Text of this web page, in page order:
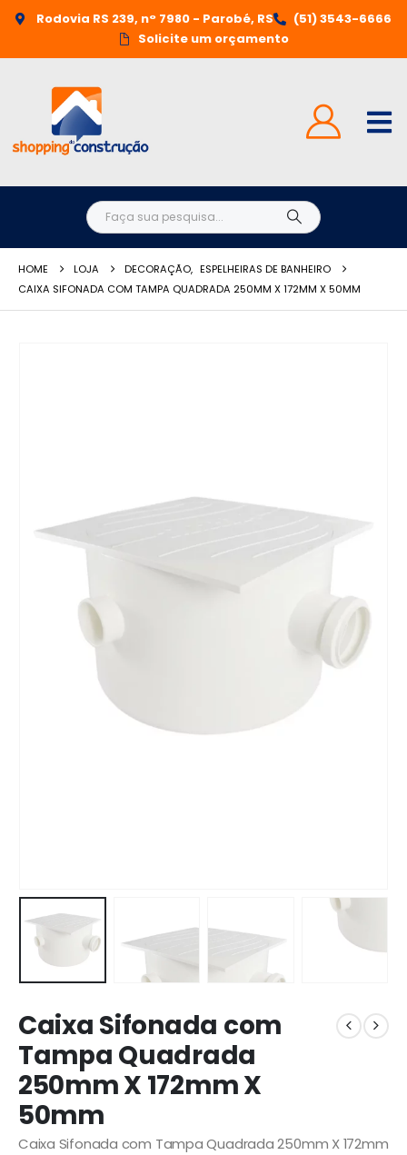
Rodovia RS 239, n° 7980 - Parobé, RS
(51) 3543-6666
Solicite um orçamento
HOME LOJA DECORAÇÃO, ESPELHEIRAS DE BANHEIRO
CAIXA SIFONADA COM TAMPA QUADRADA 250MM X 172MM X 50MM
Caixa Sifonada com
Tampa Quadrada
250mm X 172mm X
50mm
Caixa Sifonada com Tampa Quadrada 250mm X 172mm